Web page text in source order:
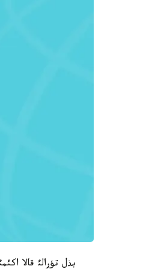
بذل تؤرالئ قالا